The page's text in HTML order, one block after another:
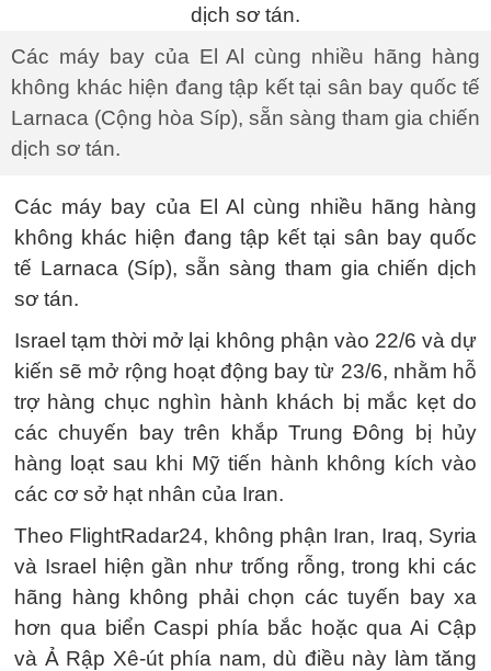
Các máy bay của El Al cùng nhiều hãng hàng
không khác hiện đang tập kết tại sân bay quốc tế
Larnaca (Cộng hòa Síp), sẵn sàng tham gia chiến
dịch sơ tán.
Các máy bay của El Al cùng nhiều hãng hàng
không khác hiện đang tập kết tại sân bay quốc
tế Larnaca (Síp), sẵn sàng tham gia chiến dịch
sơ tán.
Israel tạm thời mở lại không phận vào 22/6 và dự
kiến sẽ mở rộng hoạt động bay từ 23/6, nhằm hỗ
trợ hàng chục nghìn hành khách bị mắc kẹt do
các chuyến bay trên khắp Trung Đông bị hủy
hàng loạt sau khi Mỹ tiến hành không kích vào
các cơ sở hạt nhân của Iran.
Theo FlightRadar24, không phận Iran, Iraq, Syria
và Israel hiện gần như trống rỗng, trong khi các
hãng hàng không phải chọn các tuyến bay xa
hơn qua biển Caspi phía bắc hoặc qua Ai Cập
và Ả Rập Xê-út phía nam, dù điều này làm tăng